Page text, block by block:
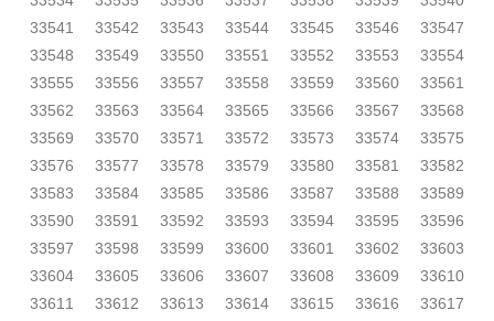
33541
33542 33543 33544 33545 33546
33547
33548
33549 33550 33551 33552 33553
33554
33555
33556 33557 33558 33559 33560
33561
33562
33563 33564 33565 33566 33567
33568
33569
33570 33571 33572 33573 33574
33575
33576
33577 33578 33579 33580 33581
33582
33583
33584 33585 33586 33587 33588
33589
33590
33591 33592 33593 33594 33595
33596
33597
33598 33599 33600 33601 33602
33603
33604
33605 33606 33607 33608 33609
33610
33611
33612 33613 33614 33615 33616
33617